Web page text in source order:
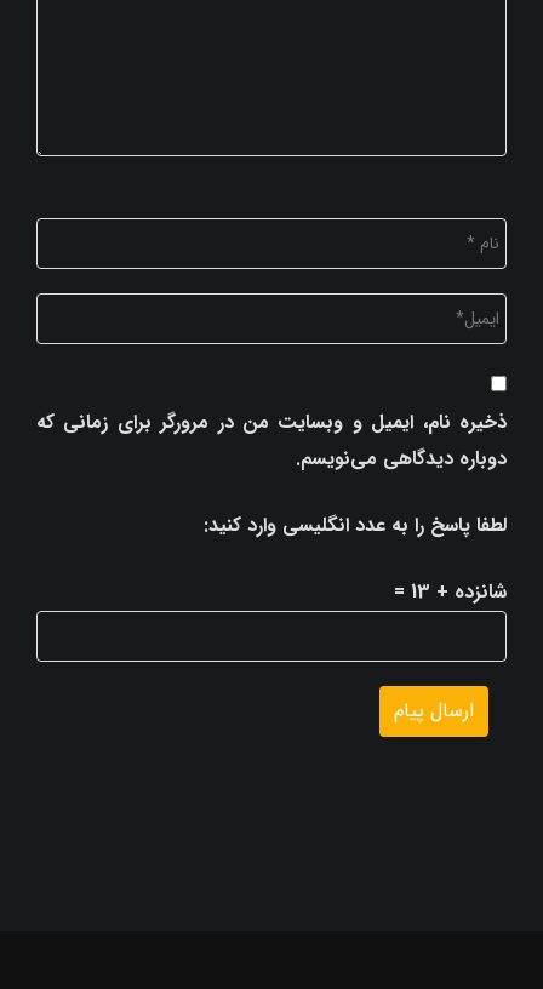
ذخیره نام، ایمیل و وبسایت من در مرورگر برای زمانی که
دوباره دیدگاهی می‌نویسم.
لطفا پاسخ را به عدد انگلیسی وارد کنید:
شانزده + 13 =